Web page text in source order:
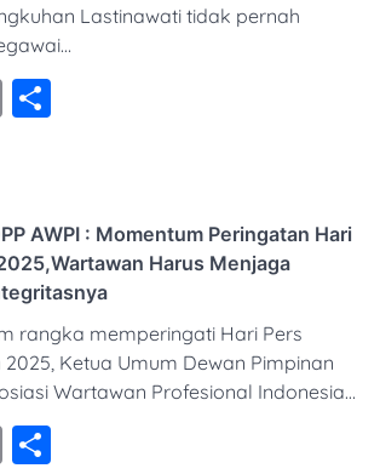
Lastinawati tidak pernah
Email
AWPI : Momentum Peringatan Hari
Harus Menjaga
rangka memperingati Hari Pers
2025, Ketua Umum Dewan Pimpinan
Wartawan Profesional Indonesia…
Email